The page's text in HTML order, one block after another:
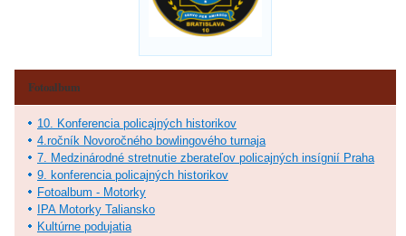
Fotoalbum
10. Konferencia policajných historikov
4.ročník Novoročného bowlingového turnaja
7. Medzinárodné stretnutie zberateľov policajných insígnií Praha
9. konferencia policajných historikov
Fotoalbum - Motorky
IPA Motorky Taliansko
Kultúrne podujatia